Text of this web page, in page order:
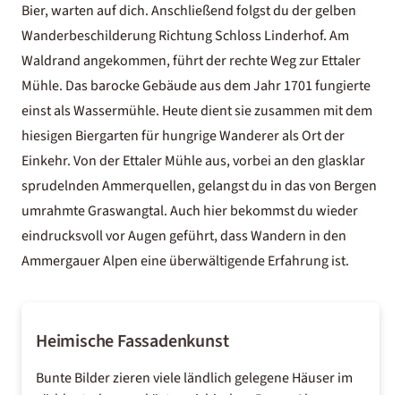
Bier, warten auf dich. Anschließend folgst du der gelben
Wanderbeschilderung Richtung Schloss Linderhof. Am
Waldrand angekommen, führt der rechte Weg zur Ettaler
Mühle. Das barocke Gebäude aus dem Jahr 1701 fungierte
einst als Wassermühle. Heute dient sie zusammen mit dem
hiesigen Biergarten für hungrige Wanderer als Ort der
Einkehr. Von der Ettaler Mühle aus, vorbei an den glasklar
sprudelnden Ammerquellen, gelangst du in das von Bergen
umrahmte Graswangtal. Auch hier bekommst du wieder
eindrucksvoll vor Augen geführt, dass Wandern in den
Ammergauer Alpen eine überwältigende Erfahrung ist.
Heimische Fassadenkunst
Bunte Bilder zieren viele ländlich gelegene Häuser im